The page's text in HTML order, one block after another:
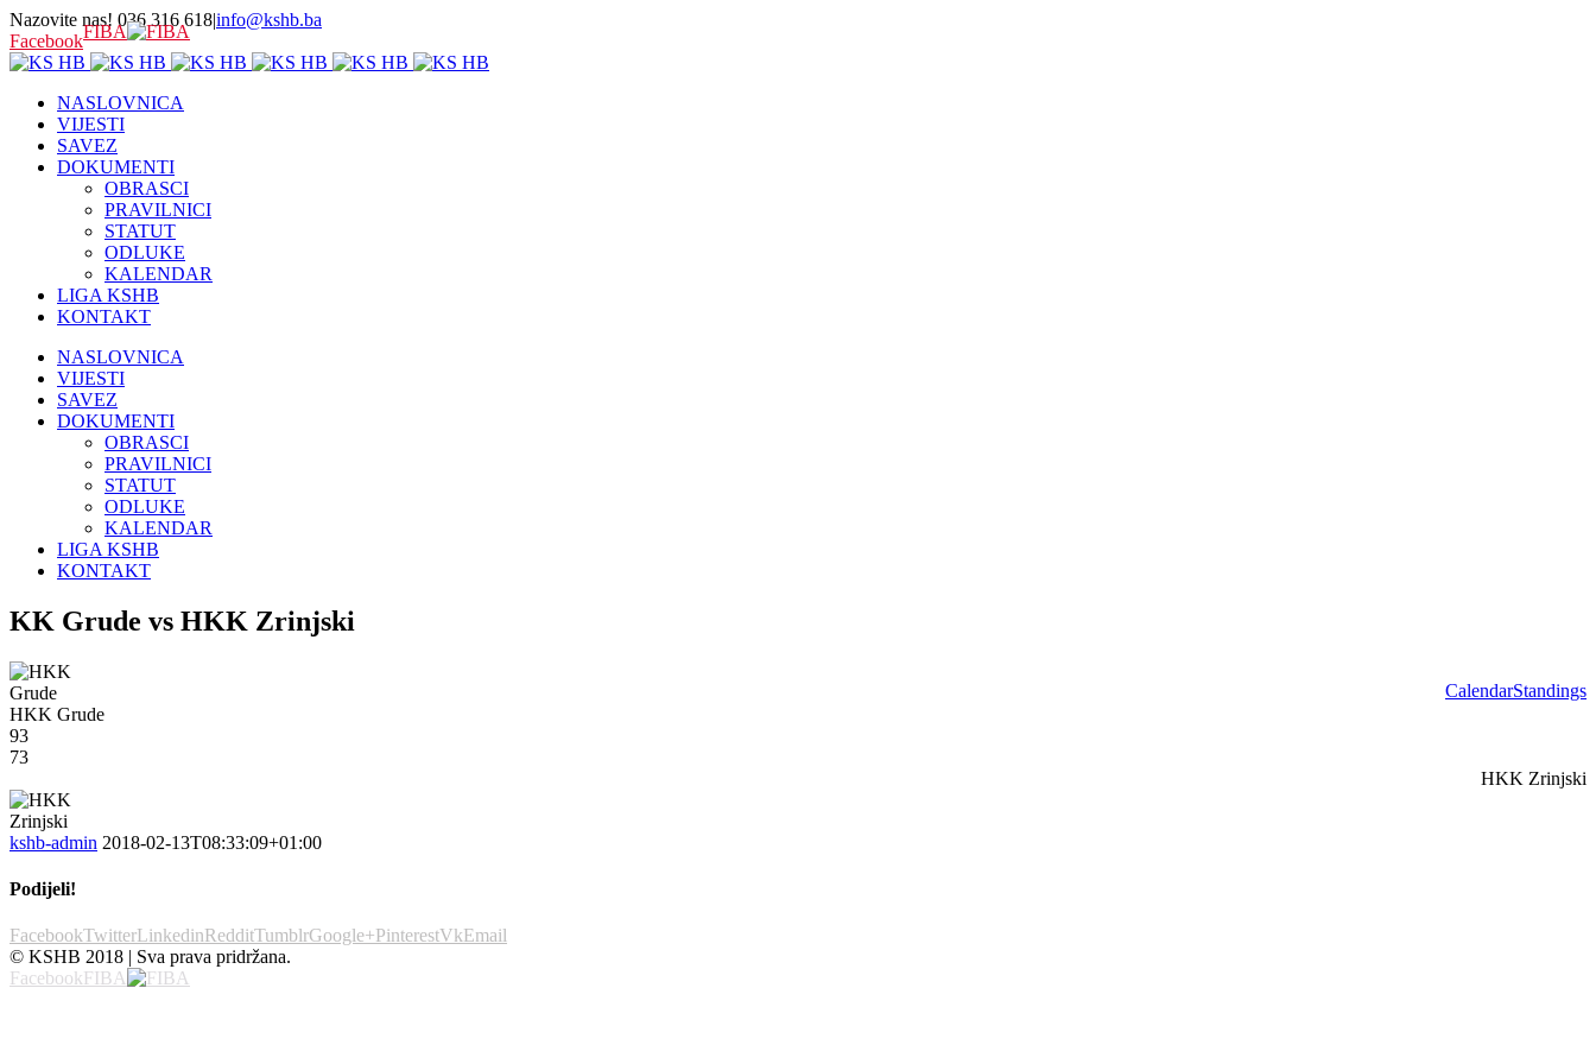
Nazovite nas! 036 316 618|info@kshb.ba
FacebookFIBA
NASLOVNICA
VIJESTI
SAVEZ
DOKUMENTI
OBRASCI
PRAVILNICI
STATUT
ODLUKE
KALENDAR
LIGA KSHB
KONTAKT
NASLOVNICA
VIJESTI
SAVEZ
DOKUMENTI
OBRASCI
PRAVILNICI
STATUT
ODLUKE
KALENDAR
LIGA KSHB
KONTAKT
KK Grude vs HKK Zrinjski
CalendarStandings
HKK Grude
93
73
HKK Zrinjski
kshb-admin 2018-02-13T08:33:09+01:00
Podijeli!
FacebookTwitterLinkedinRedditTumblrGoogle+PinterestVkEmail
© KSHB 2018 | Sva prava pridržana.
FacebookFIBA